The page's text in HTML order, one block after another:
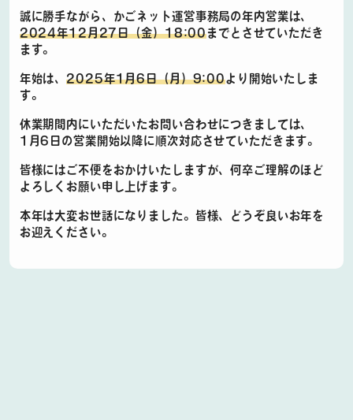
運営組織概要
よくある質問
ダウンロード
オンライン登録
お問い合わせ
誠に勝手ながら、かごネット運営事務局の年内営業は、
2024年12月27日（金）18:00までとさせていただき
ます。
年始は、2025年1月6日（月）9:00より開始いたしま
す。
休業期間内にいただいたお問い合わせにつきましては、
1月6日の営業開始以降に順次対応させていただきます。
皆様にはご不便をおかけいたしますが、何卒ご理解のほど
よろしくお願い申し上げます。
本年は大変お世話になりました。皆様、どうぞ良いお年を
お迎えください。